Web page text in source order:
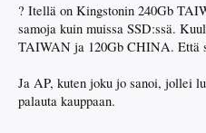
? Itellä on Kingstonin 240Gb
samoja kuin muissa SSD:ssä.
TAIWAN ja 120Gb CHINA. Että
Ja AP, kuten joku jo sanoi, jollei
palauta kauppaan.